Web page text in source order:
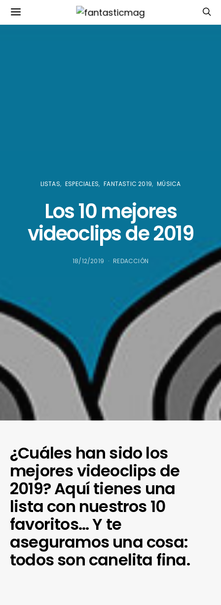
LISTAS ESPECIALES FANTASTIC 2019 MÚSICA
Los 10 mejores
videoclips de 2019
18/12/2019 REDACCIÓN
¿Cuáles han sido los
mejores videoclips de
2019? Aquí tienes una
lista con nuestros 10
favoritos… Y te
aseguramos una cosa:
todos son canelita fina.